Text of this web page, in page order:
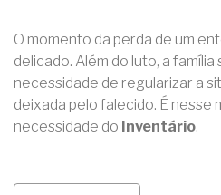
O momento da perda de um
delicado. Além do luto, a família
necessidade de regularizar a
deixada pelo falecido. É nesse
necessidade do Inventário.